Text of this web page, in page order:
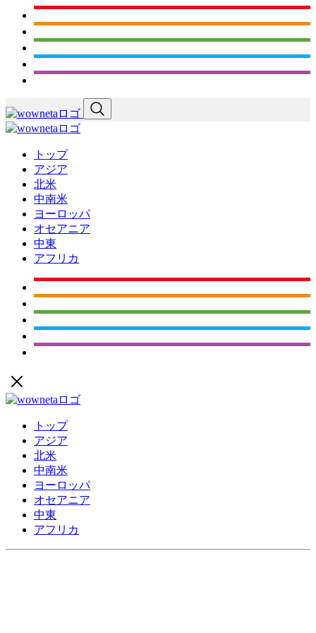
トップ
アジア
北米
中南米
ヨーロッパ
オセアニア
中東
アフリカ
トップ
アジア
北米
中南米
ヨーロッパ
オセアニア
中東
アフリカ